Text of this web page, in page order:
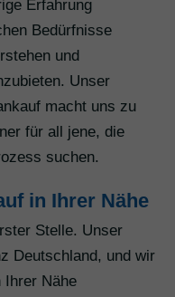
Erfahrung
Bedürfnisse
und
Unser
macht uns zu
für all jene, die
suchen.
in Ihrer Nähe
Stelle. Unser
Deutschland, und wir
Ihrer Nähe